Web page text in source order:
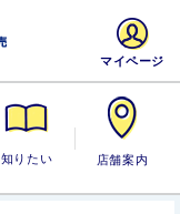
知りたい 店舗案内
マイページ